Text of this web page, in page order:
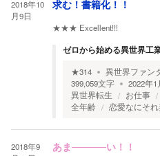
2018年10
月9日
求む！書籍化！！
★★★ Excellent!!!
ゼロから始める異世界工
★314 異世界ファン
399,059文字 2022年1
異世界転生
お仕事
全年齢
恋愛なにそ
2018年9
あま─────い！！